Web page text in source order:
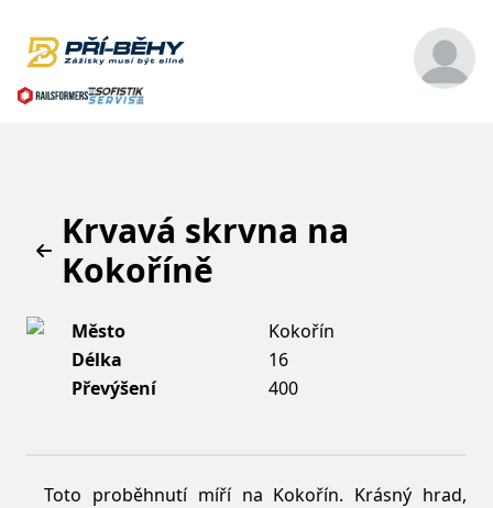
Krvavá skrvna na
Kokoříně
Město
Kokořín
Délka
16
Převýšení
400
Toto proběhnutí míří na Kokořín. Krásný hrad,